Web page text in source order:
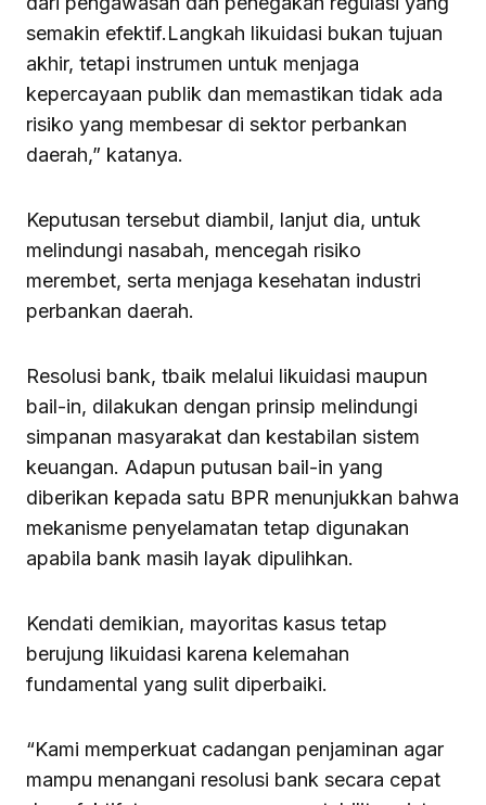
semakin efektif.Langkah likuidasi bukan tujuan
akhir, tetapi instrumen untuk menjaga
kepercayaan publik dan memastikan tidak ada
risiko yang membesar di sektor perbankan
daerah,” katanya.
Keputusan tersebut diambil, lanjut dia, untuk
melindungi nasabah, mencegah risiko
merembet, serta menjaga kesehatan industri
perbankan daerah.
Resolusi bank, tbaik melalui likuidasi maupun
bail-in, dilakukan dengan prinsip melindungi
simpanan masyarakat dan kestabilan sistem
keuangan. Adapun putusan bail-in yang
diberikan kepada satu BPR menunjukkan bahwa
mekanisme penyelamatan tetap digunakan
apabila bank masih layak dipulihkan.
Kendati demikian, mayoritas kasus tetap
berujung likuidasi karena kelemahan
fundamental yang sulit diperbaiki.
“Kami memperkuat cadangan penjaminan agar
mampu menangani resolusi bank secara cepat